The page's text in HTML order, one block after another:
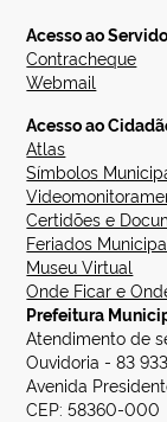
Acesso ao
Contracheque
Webmail
Acesso ao
Atlas
Símbolos
Certidões e
Feriados
Museu Virtual
Onde Ficar e
Prefeitura
Atendimento de
Ouvidoria - 83
Avenida
CEP: 58360-000